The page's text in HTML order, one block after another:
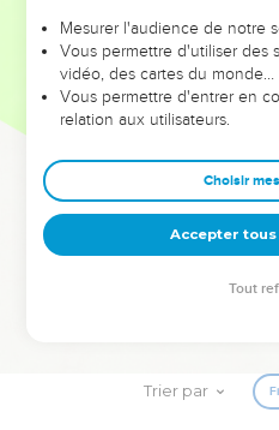
leur foi ou leur vision. Mais on
et les saisons difficiles qu'ils ont
sont elles qui les
Dans cette conférence, leaders,
clés pour avancer avec plus de
deviennent vos tremplins. Que
équipe, un groupe ou une
pour
Trier par
Mesurer l'audience de notre
Vous permettre d'utiliser des
vidéo, des cartes du monde…
Vous permettre d'entrer en
relation aux utilisateurs.
Choisir
Accepter
Tout